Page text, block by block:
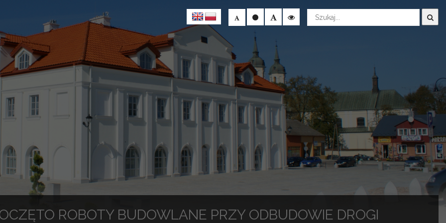
Wyszukaj
ROBOTY BUDOWLANE PRZY ODBUDOWIE DROGI